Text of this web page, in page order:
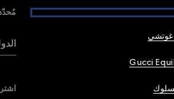
غوتشي
Gucci